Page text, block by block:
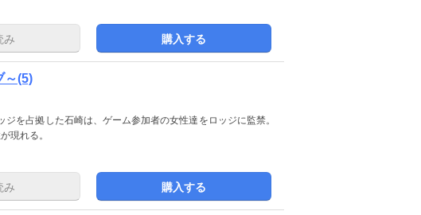
み 購入する
～(5)
を占拠した石崎は、ゲーム参加者の女性達をロッジに監禁。
現れる。
み 購入する